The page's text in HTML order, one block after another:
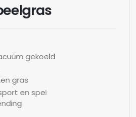
gekoeld
gras
en spel